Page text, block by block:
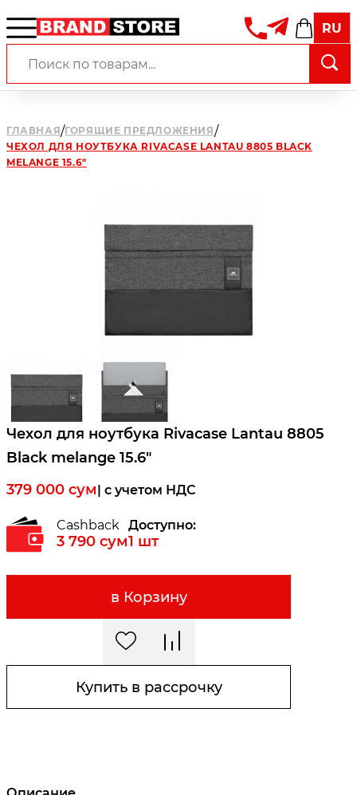
RU
ГЛАВНАЯ/ГОРЯЩИЕ ПРЕДЛОЖЕНИЯ/
ЧЕХОЛ ДЛЯ НОУТБУКА RIVACASE LANTAU 8805 BLACK
MELANGE 15.6"
Чехол для ноутбука Rivacase Lantau 8805
Black melange 15.6"
379 000 сум| c учетом НДС
Cashback
3 790 сум
Доступно:
1 шт
в Корзину
Купить в рассрочку